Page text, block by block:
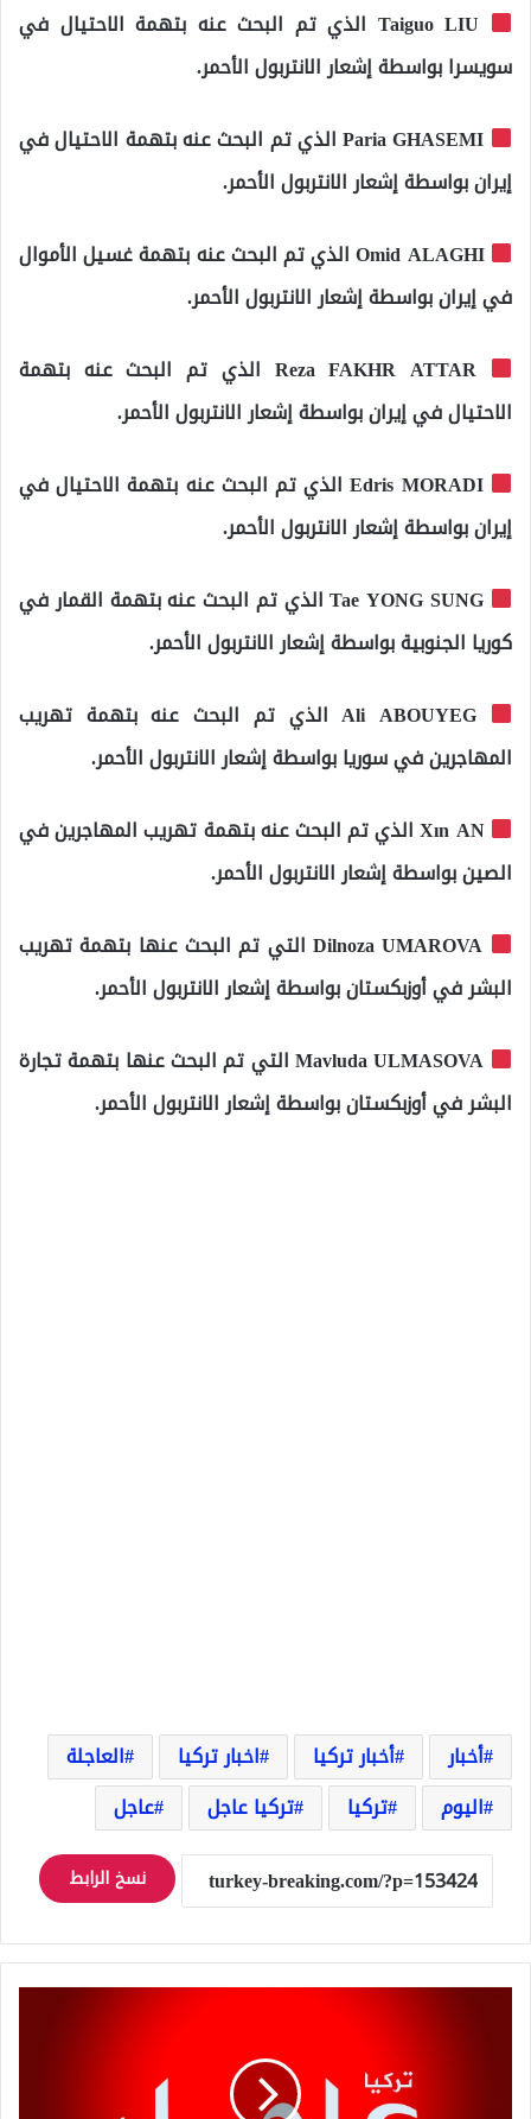
Taiguo LIU الذي تم البحث عنه بتهمة الاحتيال في
سويسرا بواسطة إشعار الانتربول الأحمر.
Paria GHASEMI الذي تم البحث عنه بتهمة الاحتيال في
إيران بواسطة إشعار الانتربول الأحمر.
Omid ALAGHI الذي تم البحث عنه بتهمة غسيل الأموال
في إيران بواسطة إشعار الانتربول الأحمر.
Reza FAKHR ATTAR الذي تم البحث عنه بتهمة
الاحتيال في إيران بواسطة إشعار الانتربول الأحمر.
Edris MORADI الذي تم البحث عنه بتهمة الاحتيال في
إيران بواسطة إشعار الانتربول الأحمر.
Tae YONG SUNG الذي تم البحث عنه بتهمة القمار في
كوريا الجنوبية بواسطة إشعار الانتربول الأحمر.
Ali ABOUYEG الذي تم البحث عنه بتهمة تهريب
المهاجرين في سوريا بواسطة إشعار الانتربول الأحمر.
Xın AN الذي تم البحث عنه بتهمة تهريب المهاجرين في
الصين بواسطة إشعار الانتربول الأحمر.
Dilnoza UMAROVA التي تم البحث عنها بتهمة تهريب
البشر في أوزبكستان بواسطة إشعار الانتربول الأحمر.
Mavluda ULMASOVA التي تم البحث عنها بتهمة تجارة
البشر في أوزبكستان بواسطة إشعار الانتربول الأحمر.
أخبار أخبار تركيا اخبار تركيا
العاجلة
اليوم
تركيا تركيا عاجل عاجل
نسخ الرابط